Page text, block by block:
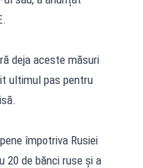
deja aceste măsuri
ultimul pas pentru
împotriva Rusiei
20 de bănci ruse și a